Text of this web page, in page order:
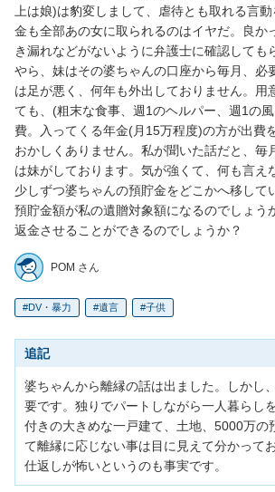
上は娘)は豹変しまして、虐待とも取れる言
金も全部あの女に取られるのはイヤだ。良
き漏れなどがないように弁護士に確認して
やら、妹はその婆ちゃんの口座から毎月、
は足が悪く、何年も外出しておりません。
ても、(粗末な食事、週1のヘルパー、週1の
費。入ってくる年金(月15万程度)の方が出費
おかしくありません。私が聞いた話だと、
は妹がしております。気が強くて、何も言え
少しずつ婆ちゃんの預貯金をどこかへ移し
預貯金額が私の遺贈対象額になるのでしょ
返金させることができるのでしょうか？
POM さん
DV・暴力 遺言 子供
追記
婆ちゃんから離縁の話は出ました。しかし
要です。独りでパートしながら一人暮らし
付きの大きめな一戸建て、土地、5000万
て離縁に応じない事は目に見えて分かって
仕返しが怖いというのも事実です。